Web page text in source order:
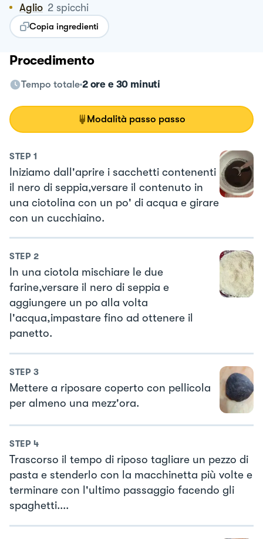
Aglio 2 spicchi
Copia ingredienti
Procedimento
Tempo totale 2 ore e 30 minuti
Modalità passo passo
STEP 1
Iniziamo dall'aprire i sacchetti contenenti
il nero di seppia,versare il contenuto in
una ciotolina con un po' di acqua e girare
con un cucchiaino.
STEP 2
In una ciotola mischiare le due
farine,versare il nero di seppia e
aggiungere un po alla volta
l'acqua,impastare fino ad ottenere il
panetto.
STEP 3
Mettere a riposare coperto con pellicola
per almeno una mezz'ora.
STEP 4
Trascorso il tempo di riposo tagliare un pezzo di
pasta e stenderlo con la macchinetta più volte e
terminare con l'ultimo passaggio facendo gli
spaghetti....